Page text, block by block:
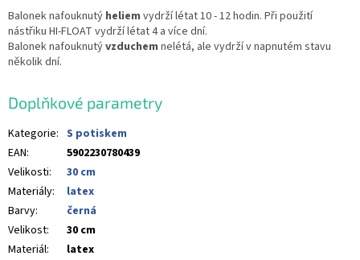
Balonek nafouknutý heliem vydrží létat 10 - 12 hodin. Při použití
nástřiku HI-FLOAT vydrží létat 4 a více dní.
Balonek nafouknutývzduchem nelétá, ale vydrží v napnutém stavu
několik dní.
Doplňkové parametry
Kategorie: S potiskem
EAN:
5902230780439
Velikosti:
30 cm
Materiály:
latex
Barvy:
černá
Velikost:
30 cm
Materiál:
latex